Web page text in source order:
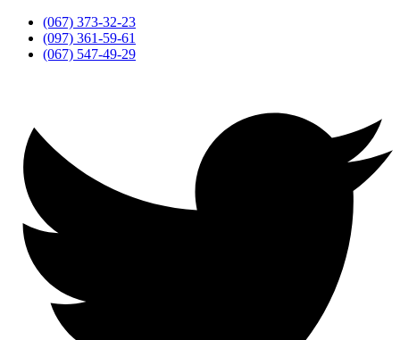
(067) 373-32-23
(097) 361-59-61
(067) 547-49-29